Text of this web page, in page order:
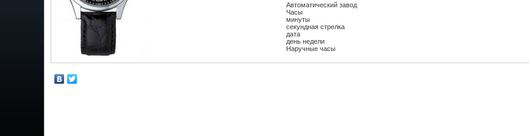
Автоматический завод
Часы
минуты
секундная стрелка
дата
день недели
Наручные часы